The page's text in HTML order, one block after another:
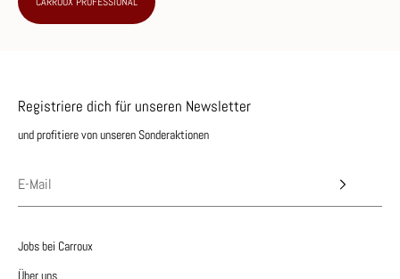
Registriere dich für unseren Newsletter
und profitiere von unseren Sonderaktionen
Jobs bei Carroux
Über uns